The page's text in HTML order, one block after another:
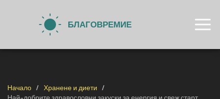
Начало
Хранене и диети